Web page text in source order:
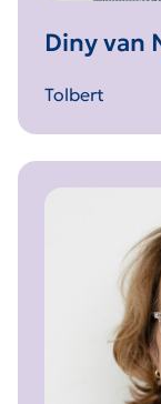
Diny van
Tolbert